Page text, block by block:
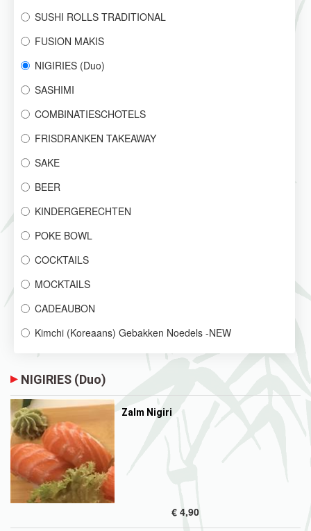
SUSHI ROLLS TRADITIONAL
FUSION MAKIS
NIGIRIES (Duo)
SASHIMI
COMBINATIESCHOTELS
FRISDRANKEN TAKEAWAY
SAKE
BEER
KINDERGERECHTEN
POKE BOWL
COCKTAILS
MOCKTAILS
CADEAUBON
Kimchi (Koreaans) Gebakken Noedels -NEW
NIGIRIES (Duo)
Zalm Nigiri
€ 4,90